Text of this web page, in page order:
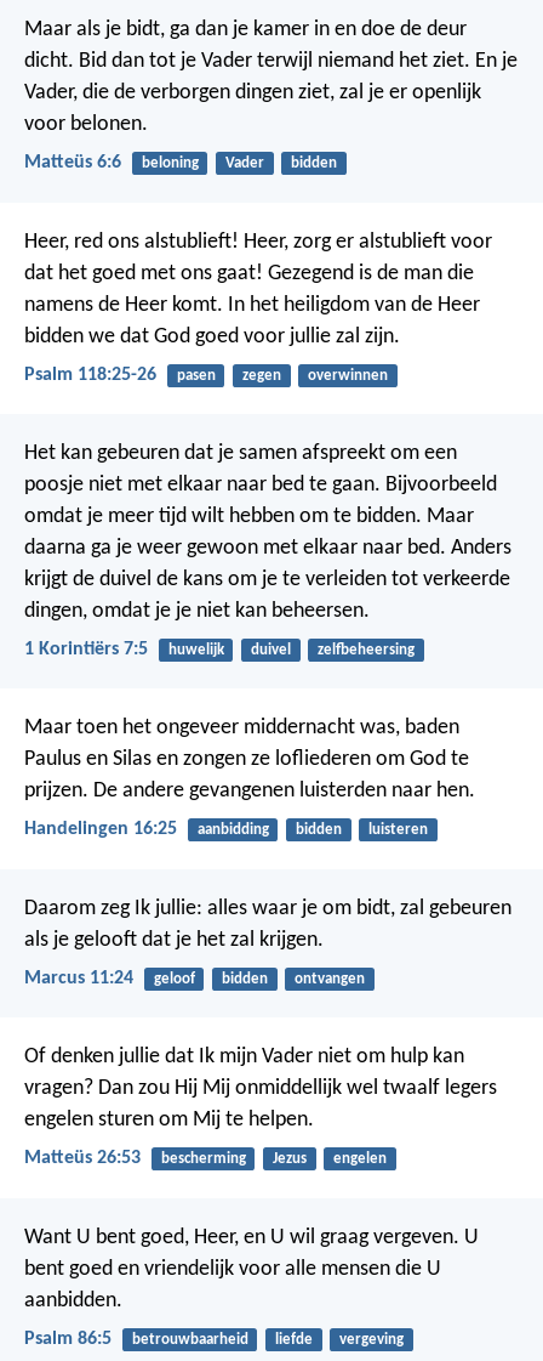
Maar als je bidt, ga dan je kamer in en doe de deur
dicht. Bid dan tot je Vader terwijl niemand het ziet. En je
Vader, die de verborgen dingen ziet, zal je er openlijk
voor belonen.
Matteüs 6:6 beloning Vader bidden
Heer, red ons alstublieft! Heer, zorg er alstublieft voor
dat het goed met ons gaat! Gezegend is de man die
namens de Heer komt. In het heiligdom van de Heer
bidden we dat God goed voor jullie zal zijn.
Psalm 118:25-26 pasen zegen overwinnen
Het kan gebeuren dat je samen afspreekt om een
poosje niet met elkaar naar bed te gaan. Bijvoorbeeld
omdat je meer tijd wilt hebben om te bidden. Maar
daarna ga je weer gewoon met elkaar naar bed. Anders
krijgt de duivel de kans om je te verleiden tot verkeerde
dingen, omdat je je niet kan beheersen.
1 Korintiërs 7:5 huwelijk duivel zelfbeheersing
Maar toen het ongeveer middernacht was, baden
Paulus en Silas en zongen ze lofliederen om God te
prijzen. De andere gevangenen luisterden naar hen.
Handelingen 16:25 aanbidding bidden luisteren
Daarom zeg Ik jullie: alles waar je om bidt, zal gebeuren
als je gelooft dat je het zal krijgen.
Marcus 11:24 geloof bidden ontvangen
Of denken jullie dat Ik mijn Vader niet om hulp kan
vragen? Dan zou Hij Mij onmiddellijk wel twaalf legers
engelen sturen om Mij te helpen.
Matteüs 26:53 bescherming Jezus engelen
Want U bent goed, Heer, en U wil graag vergeven. U
bent goed en vriendelijk voor alle mensen die U
aanbidden.
Psalm 86:5 betrouwbaarheid liefde vergeving